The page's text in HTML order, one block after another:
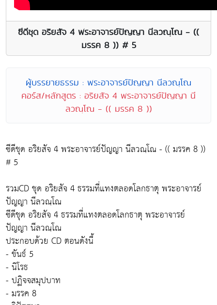
ซีดีชุด อริยสัจ 4 พระอาจารย์ปัญญา นีลวณฺโณ - ((
มรรค 8 )) # 5
ผู้บรรยายธรรม : พระอาจารย์ปัญญา นีลวณฺโณ
คอร์ส/หลักสูตร : อริยสัจ 4 พระอาจารย์ปัญญา นี
ลวณฺโณ - (( มรรค 8 ))
ซีดีชุด อริยสัจ 4 พระอาจารย์ปัญญา นีลวณฺโณ - (( มรรค 8 ))
# 5
รวมCD ชุด อริยสัจ 4 ธรรมที่แทงตลอดโลกธาตุ พระอาจารย์
ปัญญา นีลวณฺโณ
ซีดีชุด อริยสัจ 4 ธรรมที่แทงตลอดโลกธาตุ พระอาจารย์
ปัญญา นีลวณฺโณ
ประกอบด้วย CD ตอนดังนี้
- ขันธ์ 5
- นิโรธ
- ปฏิจจสมุปบาท
- มรรค 8